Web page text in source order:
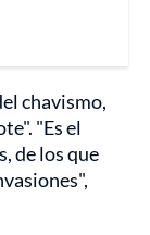
chavismo,
"Es el
de los que